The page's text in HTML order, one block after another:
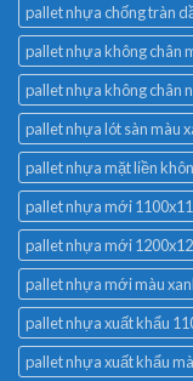
pallet nhựa chống tràn
pallet nhựa không chân
pallet nhựa không chân
pallet nhựa lót sàn màu
pallet nhựa mặt liền
pallet nhựa mới
pallet nhựa mới
pallet nhựa mới màu
pallet nhựa xuất khẩu
pallet nhựa xuất khẩu